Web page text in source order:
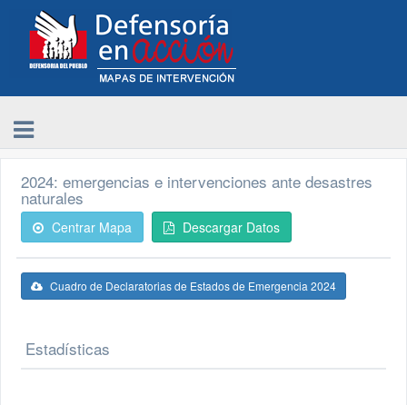
2024: emergencias e intervenciones ante desastres
naturales
Centrar Mapa Descargar Datos
Cuadro de Declaratorias de Estados de Emergencia 2024
Estadísticas